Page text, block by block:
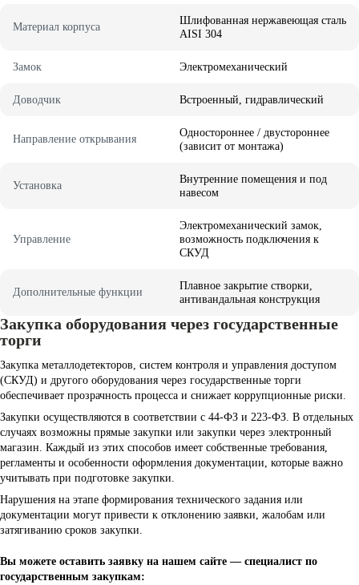
Материал корпуса
Шлифованная нержавеющая сталь
AISI 304
Замок Электромеханический
Доводчик Встроенный, гидравлический
Направление открывания
Одностороннее / двустороннее
(зависит от монтажа)
Установка
Внутренние помещения и под
навесом
Управление
Электромеханический замок,
возможность подключения к
СКУД
Дополнительные функции
Плавное закрытие створки,
антивандальная конструкция
Закупка оборудования через государственные
торги
Закупка металлодетекторов, систем контроля и управления доступом
(СКУД) и другого оборудования через государственные торги
обеспечивает прозрачность процесса и снижает коррупционные риски.
Закупки осуществляются в соответствии с 44-ФЗ и 223-ФЗ. В отдельных
случаях возможны прямые закупки или закупки через электронный
магазин. Каждый из этих способов имеет собственные требования,
регламенты и особенности оформления документации, которые важно
учитывать при подготовке закупки.
Нарушения на этапе формирования технического задания или
документации могут привести к отклонению заявки, жалобам или
затягиванию сроков закупки.
Вы можете оставить заявку на нашем сайте — специалист по
государственным закупкам: